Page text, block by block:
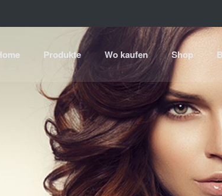
Produkte Wo kaufen Shop